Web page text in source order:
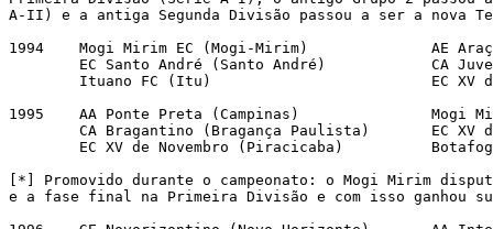
A-II) e a antiga Segunda Divisão passou a ser a nova
1994	Mogi Mirim EC (Mogi-Mirim)		AE Araçatuba (Araçatuba)
1995	AA Ponte Preta (Campinas)		Mogi Mirim EC (Mogi-Mirim) [*]
[*] Promovido durante o campeonato: o Mogi Mirim
e a fase final na Primeira Divisão e com isso ganhou